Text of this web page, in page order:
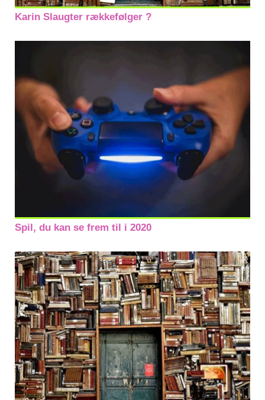
Karin Slaugter rækkefølger ?
Spil, du kan se frem til i 2020